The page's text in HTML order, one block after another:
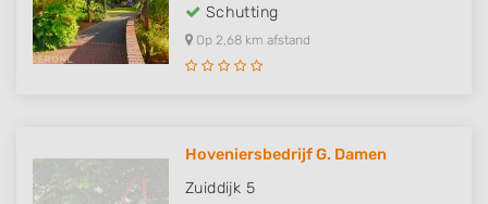
Schutting
Op 2,68 km afstand
Hoveniersbedrijf G. Damen
Zuiddijk 5